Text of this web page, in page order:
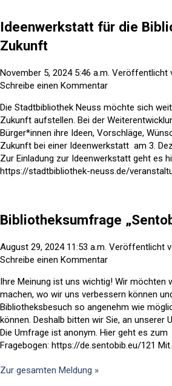
Ideenwerkstatt für die
Zukunft
November 5, 2024 5:46 a.m. Veröffentlicht
Schreibe einen Kommentar
Die Stadtbibliothek Neuss möchte sich
Zukunft aufstellen. Bei der
Bürger*innen ihre Ideen, Vorschläge,
Zukunft bei einer Ideenwerkstatt am 3.
Zur Einladung zur Ideenwerkstatt geht es
https://stadtbibliothek-neuss.de/
Bibliotheksumfrage
August 29, 2024 11:53 a.m. Veröffentlicht
Schreibe einen Kommentar
Ihre Meinung ist uns wichtig! Wir möchten
machen, wo wir uns verbessern können
Bibliotheksbesuch so angenehm wie
können. Deshalb bitten wir Sie, an unserer
Die Umfrage ist anonym. Hier geht es zum
Fragebogen: https://de.sentobib.eu/121
Zur gesamten Meldung »